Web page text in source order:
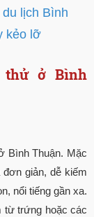
lịch Bình
kẻo lỡ
thử ở Bình
Bình Thuận. Mặc
giản, dễ kiếm
nổi tiếng gần xa.
từ trứng hoặc các